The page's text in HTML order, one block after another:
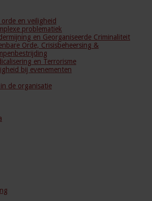
en veiligheid
problematiek
en Georganiseerde Criminaliteit
Orde, Crisisbeheersing &
en Terrorisme
bij evenementen
de organisatie